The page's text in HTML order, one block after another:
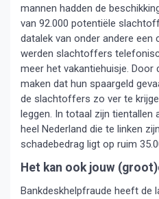
mannen hadden de
van 92.000 potentiële
datalek van onder andere een
werden slachtoffers
meer het vakantiehuisje.
maken dat hun spaargeld
de slachtoffers zo ver te
leggen. In totaal zijn tientallen
heel Nederland die te linken
schadebedrag ligt op ruim
Het kan ook jouw
Bankdeskhelpfraude heeft de